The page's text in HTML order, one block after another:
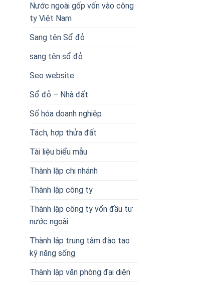
Nước ngoài gốp vốn vào công
ty Việt Nam
Sang tên Sổ đỏ
sang tên sổ đỏ
Seo website
Sổ đỏ – Nhà đất
Số hóa doanh nghiêp
Tách, hợp thửa đất
Tài liệu biểu mẫu
Thành lập chi nhánh
Thành lập công ty
Thành lập công ty vốn đầu tư
nước ngoài
Thành lập trung tâm đào tạo
kỹ năng sống
Thành lập văn phòng đại diện